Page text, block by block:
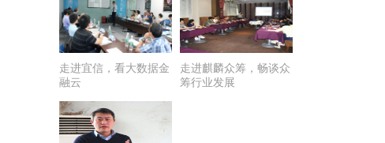
走进宜信，看大数据金
融云
走进麒麟众筹，畅谈众
筹行业发展